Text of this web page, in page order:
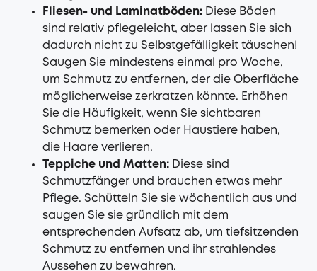
Fliesen- und Laminatböden: Diese Böden
sind relativ pflegeleicht, aber lassen Sie sich
dadurch nicht zu Selbstgefälligkeit täuschen!
Saugen Sie mindestens einmal pro Woche,
um Schmutz zu entfernen, der die Oberfläche
möglicherweise zerkratzen könnte. Erhöhen
Sie die Häufigkeit, wenn Sie sichtbaren
Schmutz bemerken oder Haustiere haben,
die Haare verlieren.
Teppiche und Matten: Diese sind
Schmutzfänger und brauchen etwas mehr
Pflege. Schütteln Sie sie wöchentlich aus und
saugen Sie sie gründlich mit dem
entsprechenden Aufsatz ab, um tiefsitzenden
Schmutz zu entfernen und ihr strahlendes
Aussehen zu bewahren.